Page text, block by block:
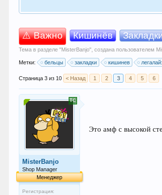
⚠️ Важно Кишинёв
Тема в разделе "MisterBanjo", создана пользователем
Метки: бельцы закладки кишинев
Страница 3 из 10 < Назад 1 2 3 4 5 6
MisterBanjo
Shop Manager
Менеджер
Регистрация:
Это амф с высокой